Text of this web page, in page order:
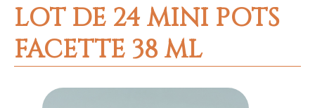
LOT DE 24 MINI POTS
FACETTE 38 ML